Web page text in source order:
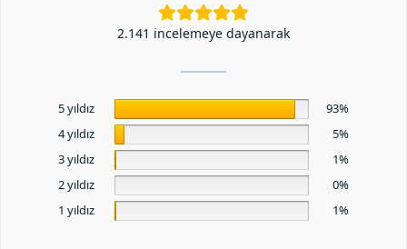
2.141 incelemeye dayanarak
5 yıldız
93%
4 yıldız
5%
3 yıldız
1%
2 yıldız
0%
1 yıldız
1%